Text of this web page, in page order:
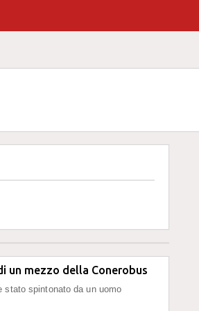
un mezzo della Conerobus
stato spintonato da un uomo